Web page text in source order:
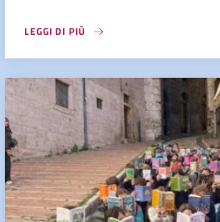
LEGGI DI PIÙ